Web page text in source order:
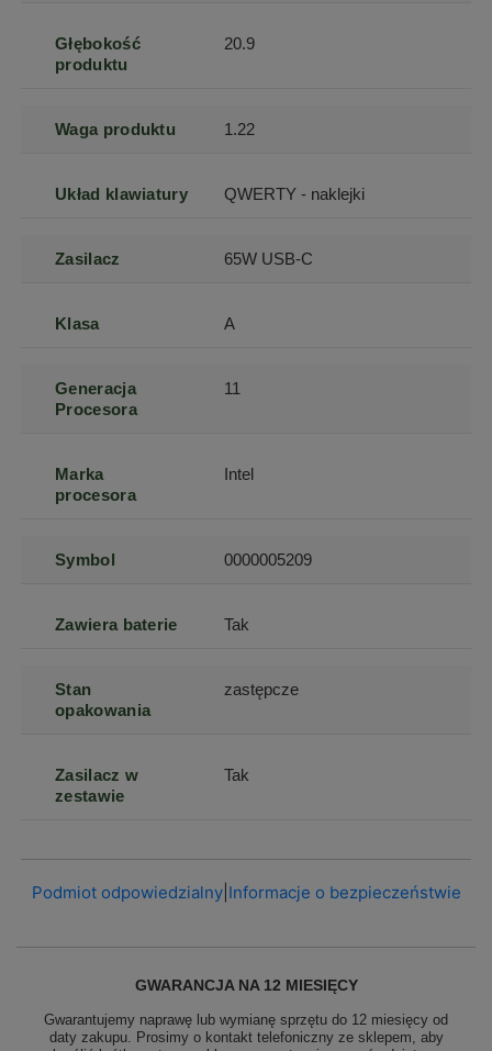
Głębokość
produktu
20.9
Waga produktu 1.22
Układ klawiatury QWERTY - naklejki
Zasilacz 65W USB-C
Klasa A
Generacja
Procesora
11
Marka
procesora
Intel
Symbol 0000005209
Zawiera baterie Tak
Stan
opakowania
zastępcze
Zasilacz w
zestawie
Tak
Podmiot odpowiedzialny| Informacje o bezpieczeństwie
GWARANCJA NA 12 MIESIĘCY
Gwarantujemy naprawę lub wymianę sprzętu do 12 miesięcy od
daty zakupu. Prosimy o kontakt telefoniczny ze sklepem, aby